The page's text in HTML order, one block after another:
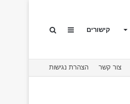
קישורים Sidebar
צור קשר הצהרת נגישות